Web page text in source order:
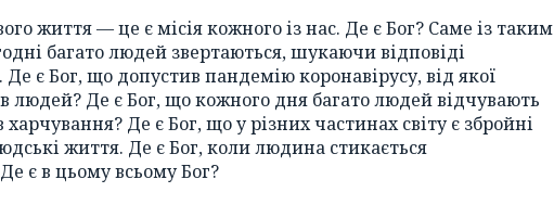
життя — це є місія кожного із нас. Де є Бог? Саме із таким
багато людей звертаються, шукаючи відповіді
є Бог, що допустив пандемію коронавірусу, від якої
людей? Де є Бог, що кожного дня багато людей відчувають
харчування? Де є Бог, що у різних частинах світу є збройні
життя. Де є Бог, коли людина стикається
є в цьому всьому Бог?